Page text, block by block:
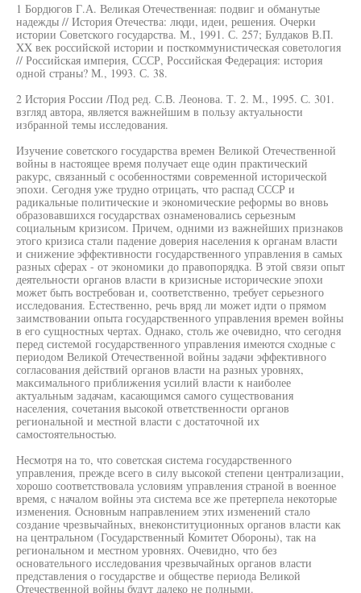
1 Бордюгов Г.А. Великая Отечественная: подвиг и обманутые
надежды // История Отечества: люди, идеи, решения. Очерки
истории Советского государства. М., 1991. С. 257; Булдаков В.П.
XX век российской истории и посткоммунистическая советология
// Российская империя, СССР, Российская Федерация: история
одной страны? М., 1993. С. 38.
2 История России /Под ред. С.В. Леонова. Т. 2. М., 1995. С. 301.
взгляд автора, является важнейшим в пользу актуальности
избранной темы исследования.
Изучение советского государства времен Великой Отечественной
войны в настоящее время получает еще один практический
ракурс, связанный с особенностями современной исторической
эпохи. Сегодня уже трудно отрицать, что распад СССР и
радикальные политические и экономические реформы во вновь
образовавшихся государствах ознаменовались серьезным
социальным кризисом. Причем, одними из важнейших признаков
этого кризиса стали падение доверия населения к органам власти
и снижение эффективности государственного управления в самых
разных сферах - от экономики до правопорядка. В этой связи опыт
деятельности органов власти в кризисные исторические эпохи
может быть востребован и, соответственно, требует серьезного
исследования. Естественно, речь вряд ли может идти о прямом
заимствовании опыта государственного управления времен войны
в его сущностных чертах. Однако, столь же очевидно, что сегодня
перед системой государственного управления имеются сходные с
периодом Великой Отечественной войны задачи эффективного
согласования действий органов власти на разных уровнях,
максимального приближения усилий власти к наиболее
актуальным задачам, касающимся самого существования
населения, сочетания высокой ответственности органов
региональной и местной власти с достаточной их
самостоятельностью.
Несмотря на то, что советская система государственного
управления, прежде всего в силу высокой степени централизации,
хорошо соответствовала условиям управления страной в военное
время, с началом войны эта система все же претерпела некоторые
изменения. Основным направлением этих изменений стало
создание чрезвычайных, внеконституционных органов власти как
на центральном (Государственный Комитет Обороны), так на
региональном и местном уровнях. Очевидно, что без
основательного исследования чрезвычайных органов власти
представления о государстве и обществе периода Великой
Отечественной войны будут далеко не полными.